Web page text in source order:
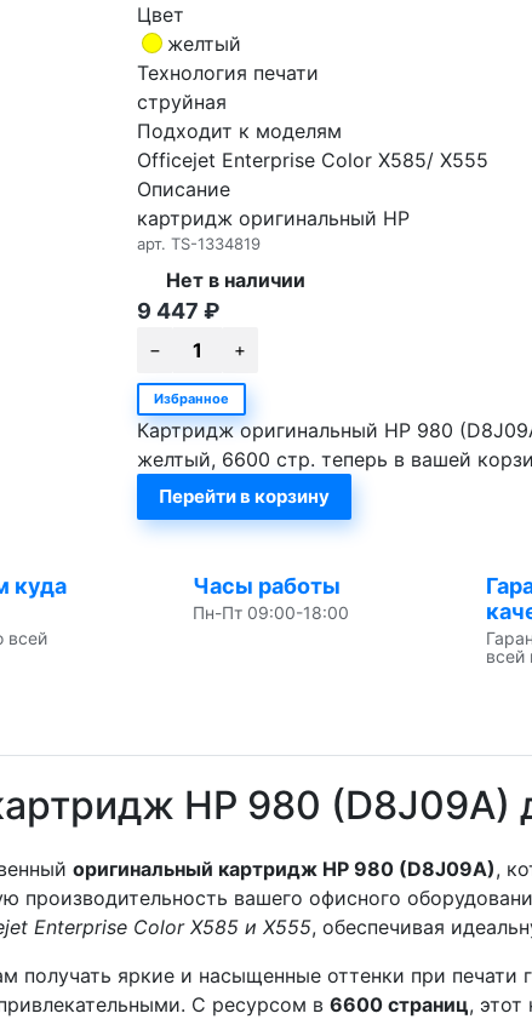
Цвет
желтый
Технология печати
струйная
Подходит к моделям
Officejet Enterprise Color X585/ X555
Описание
картридж оригинальный HP
арт. TS-1334819
Нет в наличии
9 447 ₽
Избранное
Картридж оригинальный HP 980
желтый, 6600 стр. теперь в вашей
Перейти в корзину
куда
всей
Часы работы
Пн-Пт 09:00-18:00
всей
HP 980 (D8J09A)
оригинальный картридж HP 980 (D8J09A),
производительность вашего офисного
Enterprise Color X585 и X555, обеспечивая
получать яркие и насыщенные оттенки при
С ресурсом в 6600 страниц, этот